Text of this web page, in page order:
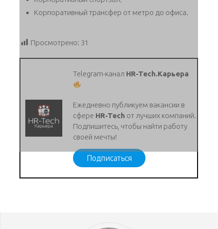
Корпоративный трансфер от метро до офиса.
Просмотрено: 31
Telegram-канал HR-Tech.Карьера
Ежедневно публикуем вакансии в
сфере HR-Tech от лучших компаний.
Подпишитесь, чтобы найти работу
своей мечты!
Подписаться